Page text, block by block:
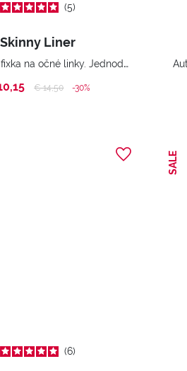
5
Skinny Liner
Ultra tenká fixka na očné linky. Jednoduchá aplikácia a mimoriadne tenká línia.
Price reduced from
€ 14,50to -30%
6
SALE